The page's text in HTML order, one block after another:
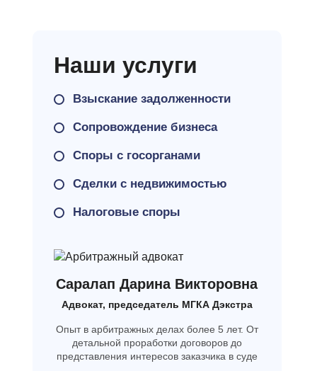
Наши услуги
Взыскание задолженности
Сопровождение бизнеса
Споры с госорганами
Сделки с недвижимостью
Налоговые споры
Саралап Дарина Викторовна
Адвокат, председатель МГКА Дэкстра
Опыт в арбитражных делах более 5 лет. От
детальной проработки договоров до
представления интересов заказчика в суде